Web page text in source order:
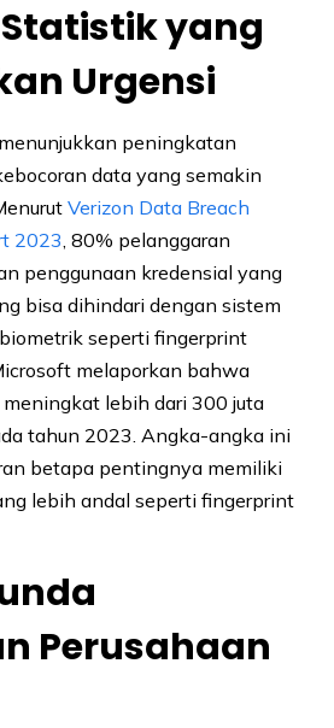
yang
Urgensi
peningkatan
data yang semakin
Verizon Data Breach
2023 , 80% pelanggaran
penggunaan kredensial yang
bisa dihindari dengan sistem
seperti fingerprint
melaporkan bahwa
lebih dari 300 juta
tahun 2023. Angka-angka ini
betapa pentingnya memiliki
lebih andal seperti fingerprint
Perusahaan